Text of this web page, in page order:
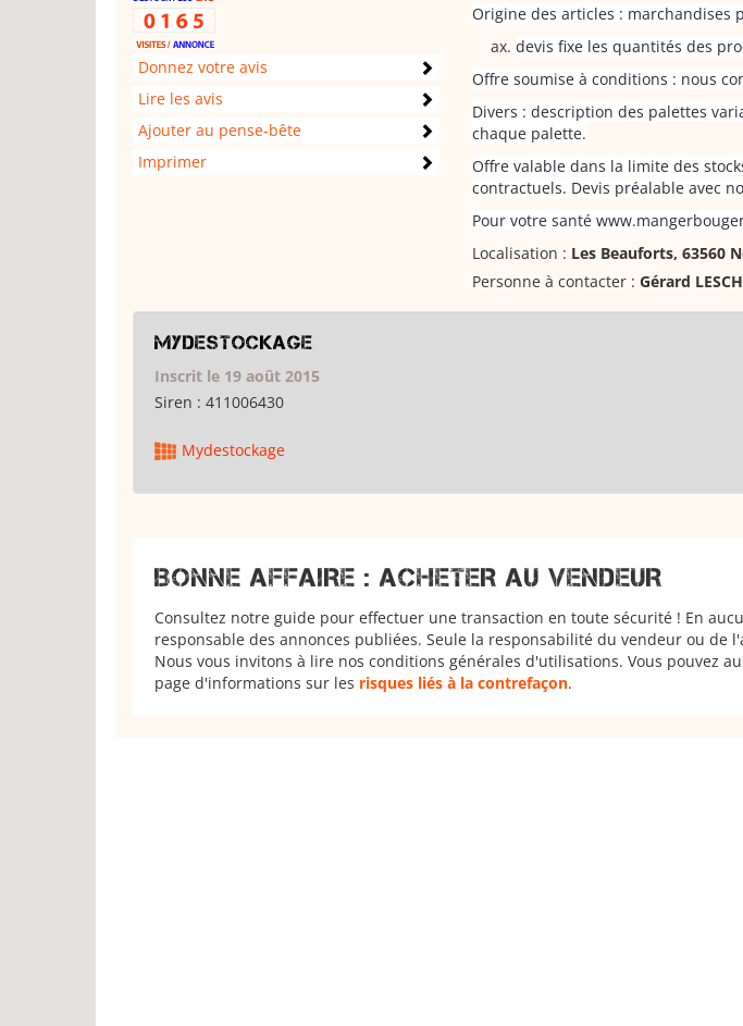
Donnez votre avis
Lire les avis
Ajouter au pense-bête
Imprimer
Origine des articles : marchandises
devis fixe les quantités des
Offre soumise à conditions : nous
Divers : description des palettes
chaque palette.
Offre valable dans la limite des
contractuels. Devis préalable avec
Pour votre santé
Localisation : Les Beauforts, 63560
Personne à contacter : Gérard
Mydestockage
Inscrit le 19 août 2015
Siren : 411006430
Mydestockage
BONNE AFFAIRE : ACHETER AU VENDEUR
Consultez notre guide pour effectuer une transaction en toute sécurité ! En
responsable des annonces publiées. Seule la responsabilité du vendeur ou de
Nous vous invitons à lire nos conditions générales d'utilisations. Vous pouvez
page d'informations sur les risques liés à la contrefaçon.